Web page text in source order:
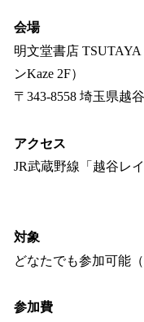
会場
明文堂書店
ンKaze 2F）
〒343-8558 埼玉県越
アクセス
JR武蔵野線「越谷レ
対象
どなたでも参加可能
参加費